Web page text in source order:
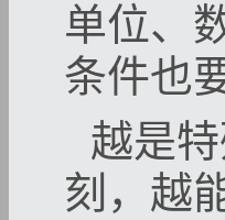
单位、
条件也
越是
刻，越